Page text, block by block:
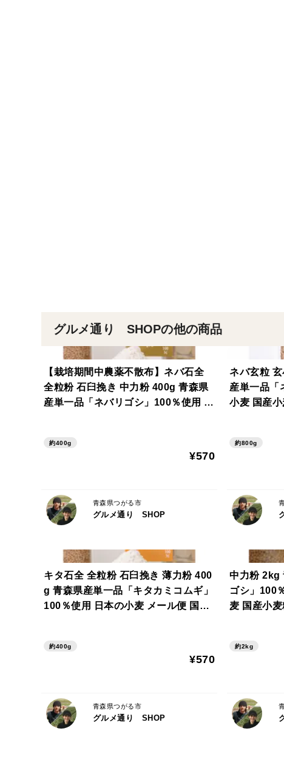
グルメ通り SHOPの他の商品
【栽培期間中農薬不散布】ネバ石全
全粒粉 石臼挽き 中力粉 400g 青森県
産単一品「ネバリゴシ」100％使用 日
約400g
¥570
青森県つがる市
グルメ通り SHOP
ネバ玄粒
産単一品「
小麦 国産
約800g
キタ石全 全粒粉 石臼挽き 薄力粉 400
g 青森県産単一品「キタカミコムギ」
100％使用 日本の小麦 メール便 国産
約400g
¥570
青森県つがる市
グルメ通り SHOP
中力粉 2kg
ゴシ」100
麦 国産小麦
約2kg